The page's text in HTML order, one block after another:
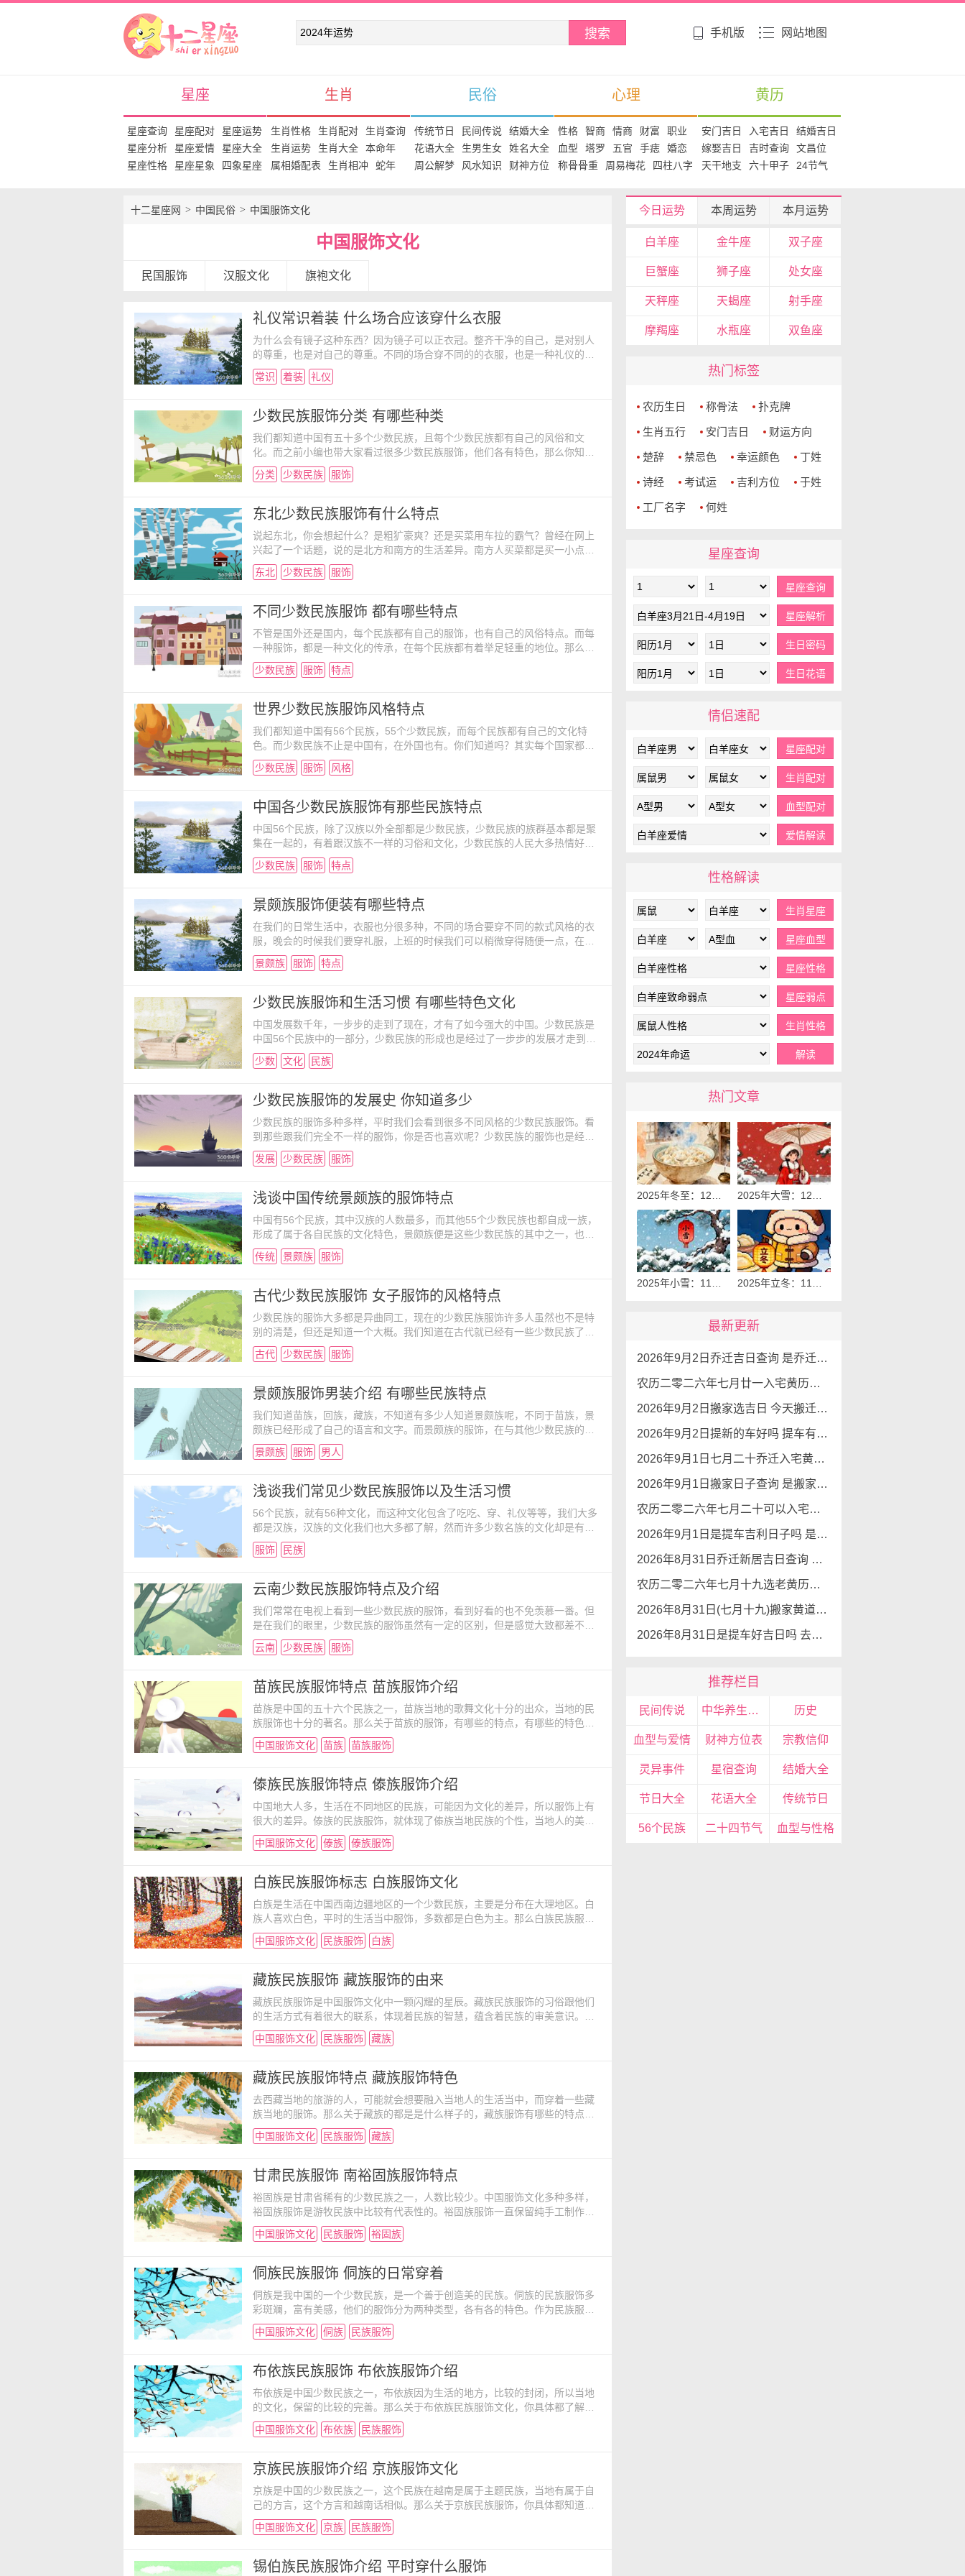
十二星座网
搜索 手机版 网站地图
星座
星座查询 星座配对
星座运势
星座分析
星座爱情
星座大全
星座性格
星座星象 四象星座
生肖
生肖性格 生肖配对
生肖查询
生肖运势
生肖大全
本命年
属相婚配表
生肖相冲 蛇年
民俗
传统节日 民间传说
结婚大全
花语大全
生男生女
姓名大全
周公解梦
风水知识 财神方位
心理
性格 智商 情商 财富
职业
血型
塔罗 五官 手痣
婚恋
称骨骨重
周易梅花 四柱八字
黄历
安门吉日 入宅吉日
结婚吉日
嫁娶吉日
吉时查询
文昌位
天干地支
六十甲子 24节气
十二星座网 中国民俗 中国服饰文化
中国服饰文化
民国服饰 汉服文化 旗袍文化
礼仪常识着装 什么场合应该穿什么衣服
为什么会有镜子这种东西？因为镜子可以正衣冠。整齐干净的自己，是对别人
的尊重，也是对自己的尊重。不同的场合穿不同的的衣服，也是一种礼仪的体
现，是一种尊重。那么什么场合应该穿什么衣服呢？让小编带大家来看看一些
关于着装的礼仪常识吧！ 1、谋职、应征与面试 在应试之前，首先应了
为自己装扮时的参考。如公司招聘的是公关文秘人员，不妨在色彩和款
常识 着装 礼仪
少数民族服饰分类 有哪些种类
我们都知道中国有五十多个少数民族，且每个少数民族都有自己的风俗和文
化。而之前小编也带大家看过很多少数民族服饰，他们各有特色，那么你知道
少数民族的服饰其实还有分类吗？就让小编再带大家一起来看看吧。 中国
是一个统一的多民族的国家。中华人民共和国成立以后，经过认真的科学识
共同体。 中华各民族的形成，经历了至少两千多年的分化或融合过程。从
分类 少数民族 服饰
东北少数民族服饰有什么特点
说起东北，你会想起什么？是粗犷豪爽？还是买菜用车拉的霸气？曾经在网上
兴起了一个话题，说的是北方和南方的生活差异。南方人买菜都是买一小点，
而北方人买菜是一车一车的买。可见南北差异是很大的，那么东北的少数民族
服饰跟南方的有什么不一样呢？ 达斡尔族服装以袍式为主。男子往往头戴
毛朝外，双耳、犄角挺立，形象逼真，出猎时，既防寒又护身。靴子多选
东北 少数民族 服饰
不同少数民族服饰 都有哪些特点
不管是国外还是国内，每个民族都有自己的服饰，也有自己的风俗特点。而每
一种服饰，都是一种文化的传承，在每个民族都有着举足轻重的地位。那么中
国的这些少数民族服饰都有着哪些特点呢？跟小编一起来看看吧！ 1、傣族
服饰：傣族是云南省物有的少数民族，主要分布于云南省南部和西部的河谷平
区。傣族生活的地方，都是热带、亚热带地区，那里气候温热，山林茂密
少数民族 服饰 特点
世界少数民族服饰风格特点
我们都知道中国有56个民族，55个少数民族，而每个民族都有自己的文化特
色。而少数民族不止是中国有，在外国也有。你们知道吗？其实每个国家都有
少数民族，你想知道外国的少数民族是什么样的吗？就让小编带大家一起来看
看世界上的少数民族服饰风格特点吧！ 美国苗族服饰 他们的民族服装
实就是黑乎乎深色的连衣长裙，男女都穿，很有特色。都是一些
少数民族 服饰 风格
中国各少数民族服饰有那些民族特点
中国56个民族，除了汉族以外全部都是少数民族，少数民族的族群基本都是聚
集在一起的，有着跟汉族不一样的习俗和文化，少数民族的人民大多热情好
客。你对少数民族了解有多少呢？对于少数民族服饰你了解吗？ 阿昌族，
女子穿统裙，以青布包头；未婚者穿长裤，盘辫簪花。男子着黑衣裤，背通帕
女子穿白上衣、蓝裤、黑紫丝绒背心，扎绣花围腰，用花包头、银首饰，
少数民族 服饰 特点
景颇族服饰便装有哪些特点
在我们的日常生活中，衣服也分很多种，不同的场合要穿不同的款式风格的衣
服，晚会的时候我们要穿礼服，上班的时候我们可以稍微穿得随便一点，在家
的时候我们穿休闲服，出门旅游或者爬山的时候我们穿运动服。在少数民族
中，当然也会有不同场合所需要穿的衣服，今天小编就先带大家来看看景颇族
景颇族男子多穿黑色圆领对襟上衣，下身着短而宽大的黑裤，包黑布或白布
景颇族 服饰 特点
少数民族服饰和生活习惯 有哪些特色文化
中国发展数千年，一步步的走到了现在，才有了如今强大的中国。少数民族是
中国56个民族中的一部分，少数民族的形成也是经过了一步步的发展才走到了
今天的地步，如今的少数民族已经形成了自己的文化特色，让小编带大家一起
来看看少数民族的服饰和生活习惯吧！ 满族：满族男子喜穿青蓝色的长袍
袍，梳京头或“盘髻儿”，戴儿环，腰间挂手帕。忌打狗、杀狗和忌食狗
少数 文化 民族
少数民族服饰的发展史 你知道多少
少数民族的服饰多种多样，平时我们会看到很多不同风格的少数民族服饰。看
到那些跟我们完全不一样的服饰，你是否也喜欢呢？少数民族的服饰也是经过
许多次的演变与传承，让我们一起先来了解一下少数民族服饰的发展史
吧？ 中国少数民族的服饰文化，中国是一个多民族国家，绚丽多彩的民族
及种种文化心态、宗教观念，都积淀于服饰之中。中国服饰如同中国文化，是
发展 少数民族 服饰
浅谈中国传统景颇族的服饰特点
中国有56个民族，其中汉族的人数最多，而其他55个少数民族也都自成一族，
形成了属于各自民族的文化特色，景颇族便是这些少数民族的其中之一，也与
其他少数民族一样有些自己的服饰文化，是经过历史的沉淀，延续到了今日。
今天就小编带大家一起来看看景颇族的传统服饰有什么特点吧！ 景颇族，
来源与青藏高原上古代氐羌人有关。唐代，其先民以“寻传蛮”、
传统 景颇族 服饰
古代少数民族服饰 女子服饰的风格特点
少数民族的服饰大多都是异曲同工，现在的少数民族服饰许多人虽然也不是特
别的清楚，但还是知道一个大概。我们知道在古代就已经有一些少数民族了，
千年的文化变更，服饰文化也肯定变了许多，古代的少数民族女子的服饰有什
么风格和特点呢？ 由于自然环境的差异和民族风俗习惯、审美情趣的不
同的风格和特点。 中国的自然条件南北迥异；北方严寒多风雪，森林草
古代 少数民族 服饰
景颇族服饰男装介绍 有哪些民族特点
我们知道苗族，回族，藏族，不知道有多少人知道景颇族呢，不同于苗族，景
颇族已经形成了自己的语言和文字。而景颇族的服饰，在与其他少数民族的服
饰也有一定的区别，景颇族人的服饰有着景颇族独有的特色，今天先让我们来
看看景颇族男子的服饰有哪些民族特点吧！ 景颇族有“景颇”、“载瓦”、“浪
绿、蓝、棕、紫等颜色作搭配色，色彩鲜艳，对比强烈、浓
景颇族 服饰 男人
浅谈我们常见少数民族服饰以及生活习惯
56个民族，就有56种文化，而这种文化包含了吃吃、穿、礼仪等等，我们大多
都是汉族，汉族的文化我们也大多都了解，然而许多少数名族的文化却是有很
多人都不了解，今天就让小编先带大家来看看一些我们常见的少数民族服饰
吧，看看与我们平时见到的有什么不一样！ 你可能还喜欢： 土族民
饰特点 新事物的认知 独龙族服饰的风采 与时俱进的民族服饰
服饰 民族
云南少数民族服饰特点及介绍
我们常常在电视上看到一些少数民族的服饰，看到好看的也不免羡慕一番。但
是在我们的眼里，少数民族的服饰虽然有一定的区别，但是感觉大致都差不
多，根本分不出是哪个服饰是哪个民族的。中国56个民族，而每个民族在服饰
上都有自己的特点，今天就让小编带大家一起先来看看云南的少数民族的服饰
异，一般头绕玄色盘头，上身穿镶边的偏襟或对襟紧身上衣，扎腰带，下
云南 少数民族 服饰
苗族民族服饰特点 苗族服饰介绍
苗族是中国的五十六个民族之一，苗族当地的歌舞文化十分的出众，当地的民
族服饰也十分的著名。那么关于苗族的服饰，有哪些的特点，有哪些的特色，
这些你都知道吗？接下来就让小编一起来中国服饰文化中了解看看吧！ 苗
族的种类很多,主要有三种:一是衣服、胸围镶边用的锦边，苗语称为"耕"。二是
己精心织的锦带赠送给情哥。三是锦幅，苗语
中国服饰文化 苗族 苗族服饰
傣族民族服饰特点 傣族服饰介绍
中国地大人多，生活在不同地区的民族，可能因为文化的差异，所以服饰上有
很大的差异。傣族的民族服饰，就体现了傣族当地民族的个性，当地人的美
观。那么傣族民族服饰，你了解多少呢？一起来中国服饰文化中了解看看
吧！ 傣族服饰淡雅美观，既讲究实用，又有很强的装饰意味，颇能体现出
领对襟或大襟小袖短衫，下着长管裤，以白布、水红布或蓝布包头。傣族妇女
的
中国服饰文化 傣族 傣族服饰
白族民族服饰标志 白族服饰文化
白族是生活在中国西南边疆地区的一个少数民族，主要是分布在大理地区。白
族人喜欢白色，平时的生活当中服饰，多数都是白色为主。那么白族民族服饰
标志有哪些，白族有哪些独特之处呢？一起来中国服饰文化看看介绍吧！
服饰特征 白族姑娘头上戴的头饰上也有着“风花雪月”的含义。因为在白族
白是苍山雪，弯弯的造型是洱海月。因此，也就形成了她们的头饰现在
中国服饰文化 民族服饰 白族
藏族民族服饰 藏族服饰的由来
藏族民族服饰是中国服饰文化中一颗闪耀的星辰。藏族民族服饰的习俗跟他们
的生活方式有着很大的联系，体现着民族的智慧，蕴含着民族的审美意识。藏
族民族服饰有着一种天边的时尚，是少数民族的象征。让我们一起来探索藏族
民族服饰的由来吧。 1.自然地理因素影响 藏族人民聚居区大部分属于
温差大，一年数月是晴朗少云的天气，而且干燥多风沙。由于气候寒冷
中国服饰文化 民族服饰 藏族
藏族民族服饰特点 藏族服饰特色
去西藏当地的旅游的人，可能就会想要融入当地人的生活当中，而穿着一些藏
族当地的服饰。那么关于藏族的都是是什么样子的，藏族服饰有哪些的特点，
究竟有哪些的独特之处呢？带着这些的疑问，一起来中国服饰文化中看看
吧！ 藏族服饰习俗的形成同藏民族居住的青藏高原的自然环境及气候条件
审美意识和审美情趣。藏族服装、眼饰在其款式、结构形成和发展过程中，深
中国服饰文化 民族服饰 藏族
甘肃民族服饰 南裕固族服饰特点
裕固族是甘肃省稀有的少数民族之一，人数比较少。中国服饰文化多种多样，
裕固族服饰是游牧民族中比较有代表性的。裕固族服饰一直保留纯手工制作，
样式独特，其中裕固族女性穿戴的红缨帽、头面是裕固族服饰中最为亮眼之
处。下面一起来了解下裕固族民族服饰的特点吧。 1衣领高、帽有缨
性的帽子，也是裕固族民族特征最为鲜明的代表。白色毛毡或芨芨草制成
中国服饰文化 民族服饰 裕固族
侗族民族服饰 侗族的日常穿着
侗族是我中国的一个少数民族，是一个善于创造美的民族。侗族的民族服饰多
彩斑斓，富有美感，他们的服饰分为两种类型，各有各的特色。作为民族服
饰，代表了独特的文化气质和审美情趣，传达着侗族的观念，历史和现实。接
下来我们来了解一下中国服饰文化吧。 侗族服饰可分为妇女服饰、男子服
装和节日古装之分。 女装 侗族妇女服饰大致可分为裤装、裙装两种
中国服饰文化 侗族 民族服饰
布依族民族服饰 布依族服饰介绍
布依族是中国少数民族之一，布依族因为生活的地方，比较的封闭，所以当地
的文化，保留的比较的完善。那么关于布依族民族服饰文化，你具体都了解多
少，布依族服饰有哪些的特点呢？一起和小编来中国服饰文化中了解看看
吧！ 布依族男女多喜欢穿蓝、青、黑、白等色布依族服饰布衣服。青壮年
长衫。 妇女的服饰各地不一，有的穿蓝黑色百褶长裙，有的喜欢在衣服上
中国服饰文化 布依族 民族服饰
京族民族服饰介绍 京族服饰文化
京族是中国的少数民族之一，这个民族在越南是属于主题民族，当地有属于自
己的方言，这个方言和越南话相似。那么关于京族民族服饰，你具体都知道多
少，京族的服饰文化有哪些的独特之处呢？一起来中国服饰文化中看看
吧！ 京族男子一般都穿及膝长衣，坦胸束腰，衣袖较窄。妇女则内挂菱形
黑色或褐色。外出时，外套淡色旗袍式长外衣。妇女喜欢染黑齿、结"
中国服饰文化 京族 民族服饰
锡伯族民族服饰介绍 平时穿什么服饰
今日运势 本周运势 本月运势
白羊座 金牛座 双子座
巨蟹座 狮子座 处女座
天秤座 天蝎座 射手座
摩羯座 水瓶座 双鱼座
热门标签
农历生日 称骨法 扑克牌
生肖五行 安门吉日 财运方向
楚辞 禁忌色 幸运颜色 丁姓
诗经 考试运 吉利方位 于姓
工厂名字 何姓
星座查询
情侣速配
性格解读
热门文章
最新更新
2026年9月2日乔迁吉日查询 是乔迁新居的好日子吗
农历二零二六年七月廿一入宅黄历查询 2026年9月2日今天可以入宅新居吗
2026年9月2日搬家选吉日 今天搬迁好不好
2026年9月2日提新的车好吗 提车有好运势吗
2026年9月1日七月二十乔迁入宅黄道吉日查询 是搬家吉日么
2026年9月1日搬家日子查询 是搬家好日子么
农历二零二六年七月二十可以入宅吗 2026年9月1日本日入宅吉利么
2026年9月1日是提车吉利日子吗 是提新车的吉日吗
2026年8月31日乔迁新居吉日查询 乔迁新居有什么讲究
农历二零二六年七月十九选老黄历入宅 2026年8月31日这天可以入宅搬家吗
2026年8月31日(七月十九)搬家黄道吉日 是搬家的好日子吗
2026年8月31日是提车好吉日吗 去提车如何
推荐栏目
民间传说 中华养生文化 历史
血型与爱情 财神方位表 宗教信仰
灵异事件 星宿查询 结婚大全
节日大全 花语大全 传统节日
56个民族 二十四节气 血型与性格